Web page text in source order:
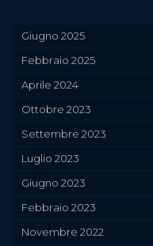
Giugno 2025
Febbraio 2025
Aprile 2024
Ottobre 2023
Settembre 2023
Luglio 2023
Giugno 2023
Febbraio 2023
Novembre 2022